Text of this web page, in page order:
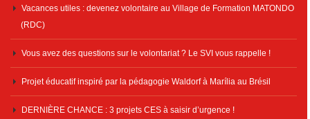
Vacances utiles : devenez volontaire au Village de Formation MATONDO
(RDC)
Vous avez des questions sur le volontariat ? Le SVI vous rappelle !
Projet éducatif inspiré par la pédagogie Waldorf à Marília au Brésil
DERNIÈRE CHANCE : 3 projets CES à saisir d’urgence !